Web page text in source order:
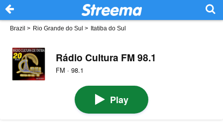
Brazil > Rio Grande do Sul > Itatiba do Sul
Rádio Cultura FM 98.1
FM · 98.1
Play